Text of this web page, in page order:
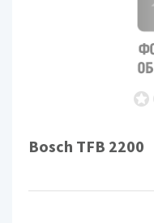
Bosch TFB 2200